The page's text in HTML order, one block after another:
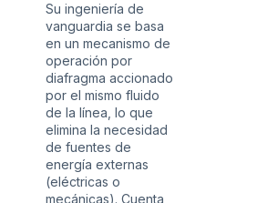
Su ingeniería de
vanguardia se basa
en un mecanismo de
operación por
diafragma accionado
por el mismo fluido
de la línea, lo que
elimina la necesidad
de fuentes de
energía externas
(eléctricas o
mecánicas). Cuenta